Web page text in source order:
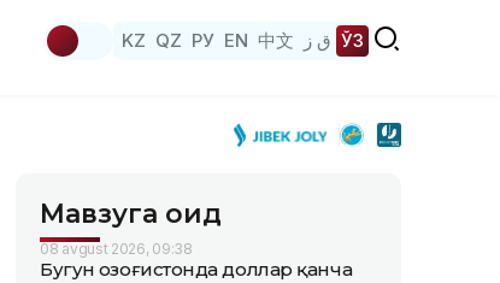
KZ QZ РУ EN 中文 ق ز ЎЗ
Мавзуга оид
08 avgust 2026, 09:38
Бугун Қозоғистонда доллар қанча